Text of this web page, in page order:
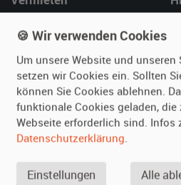
Fotos senden
Fragen für Vermieter
Inserat verwalten
SPECIAL
Berühmte Filmautos –
🍪 Wir verwenden Cookies
Um unsere Website und
setzen wir Cookies ein. Sollten
können Sie Cookies ablehnen.
funktionale Cookies geladen, die
Webseite erforderlich sind. Infos
Datenschutzerklärung.
Einstellungen Alle